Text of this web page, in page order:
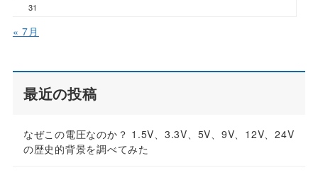
31
« 7月
最近の投稿
なぜこの電圧なのか？ 1.5V、3.3V、5V、9V、12V、24V
の歴史的背景を調べてみた